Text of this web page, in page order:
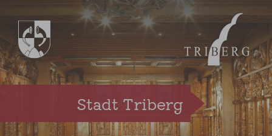
Zum Hauptinhalt springen
Stadt Triberg